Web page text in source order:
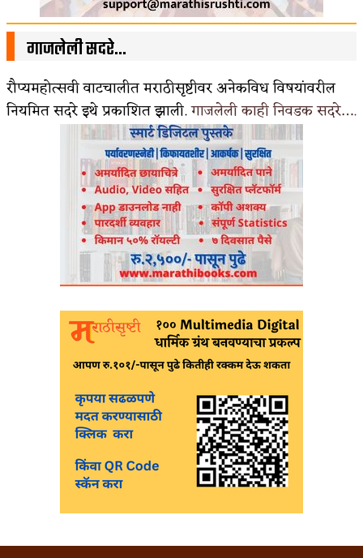
गाजलेली सदरे…
रौप्यमहोत्सवी वाटचालीत मराठीसृष्टीवर अनेकविध विषयांवरील
नियमित सदरे इथे प्रकाशित झाली.गाजलेली काही निवडक सदरे….